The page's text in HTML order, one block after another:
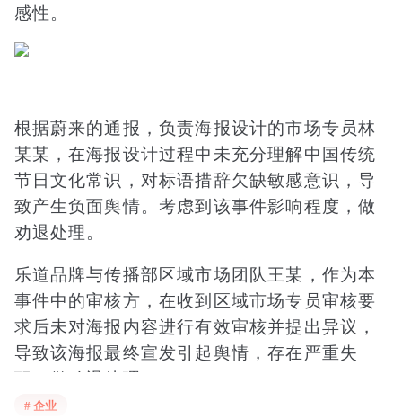
感性。
根据蔚来的通报，负责海报设计的市场专员林
某某，在海报设计过程中未充分理解中国传统
节日文化常识，对标语措辞欠缺敏感意识，导
致产生负面舆情。考虑到该事件影响程度，做
劝退处理。
乐道品牌与传播部区域市场团队王某，作为本
事件中的审核方，在收到区域市场专员审核要
求后未对海报内容进行有效审核并提出异议，
导致该海报最终宣发引起舆情，存在严重失
# 企业